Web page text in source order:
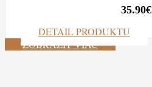
35.90€
DETAIL PRODUKTU
ZOBRAZIŤ VIAC